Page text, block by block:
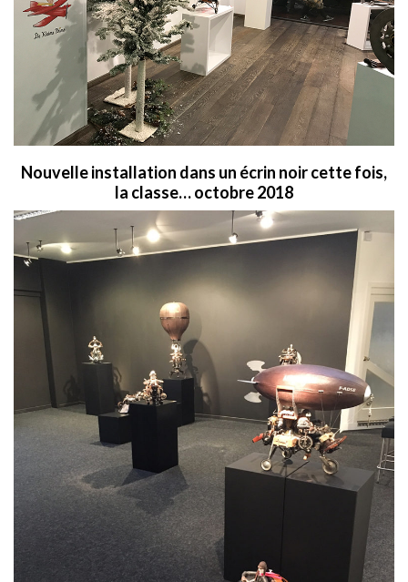
Nouvelle installation dans un écrin noir cette fois,
la classe… octobre 2018